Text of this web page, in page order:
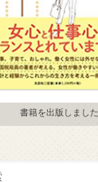
書籍を出版しました